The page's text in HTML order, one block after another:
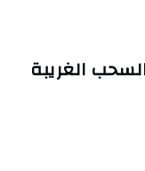
الغريبة